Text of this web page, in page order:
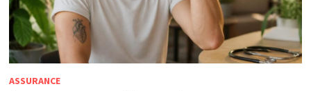
ASSURANCE